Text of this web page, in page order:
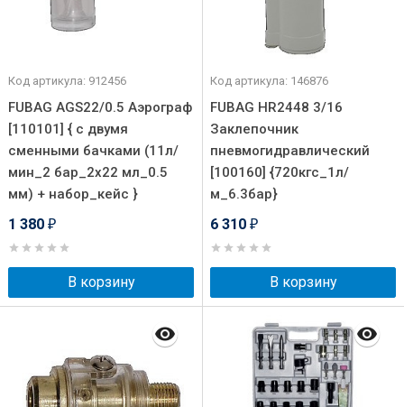
Код артикула: 912456
FUBAG AGS22/0.5 Аэрограф
[110101] { с двумя
сменными бачками (11л/
мин_2 бар_2х22 мл_0.5
мм) + набор_кейс }
1 380 ₽
В корзину
Код артикула: 146876
FUBAG HR2448 3/16
Заклепочник
пневмогидравлический
[100160] {720кгс_1л/
м_6.3бар}
6 310 ₽
В корзину